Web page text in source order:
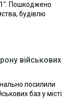
Пошкоджено
будівлю
військових
посилили
баз у місті